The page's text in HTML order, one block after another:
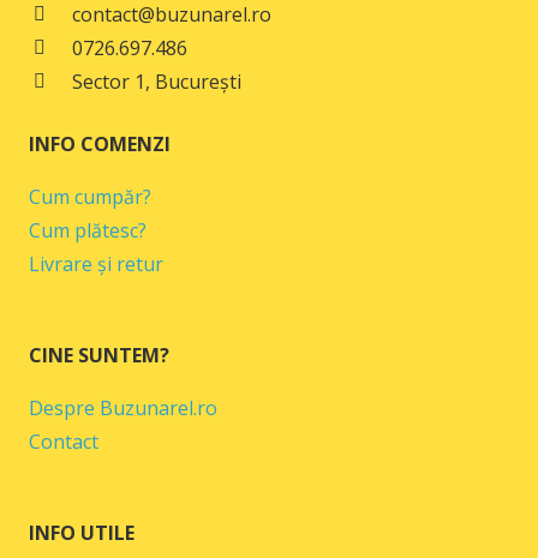
contact@buzunarel.ro
0726.697.486
Sector 1, București
INFO COMENZI
Cum cumpăr?
Cum plătesc?
Livrare și retur
CINE SUNTEM?
Despre Buzunarel.ro
Contact
INFO UTILE